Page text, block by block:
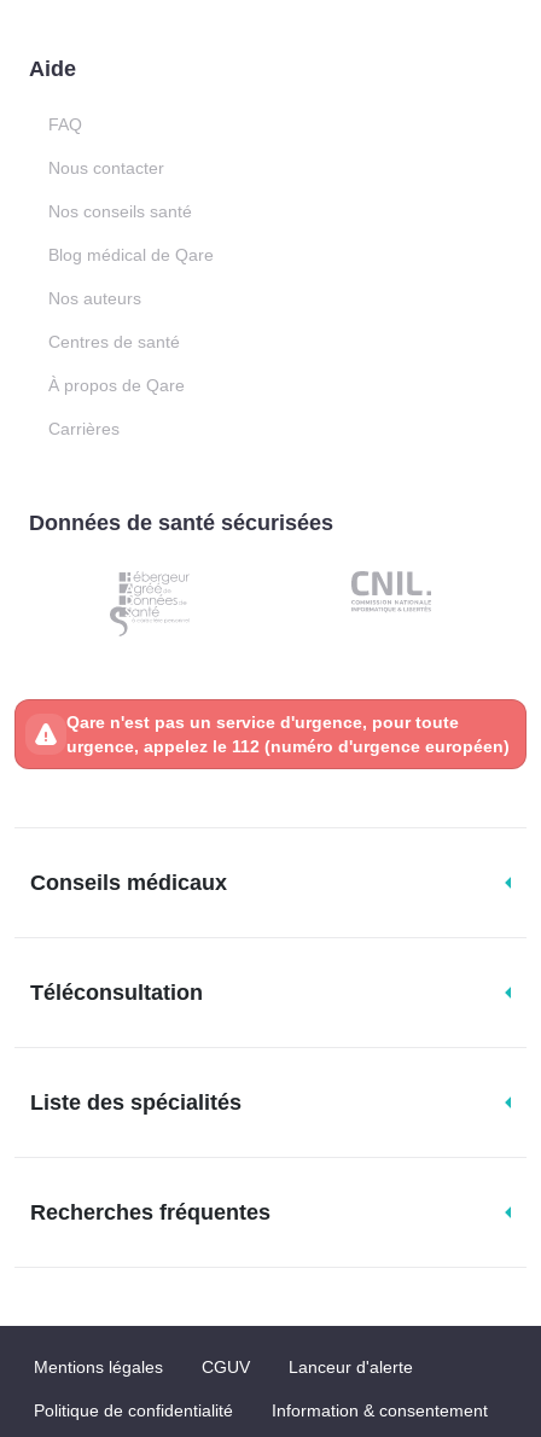
Aide
FAQ
Nous contacter
Nos conseils santé
Blog médical de Qare
Nos auteurs
Centres de santé
À propos de Qare
Carrières
Données de santé sécurisées
Qare n'est pas un service d'urgence, pour toute
urgence, appelez le 112 (numéro d'urgence européen)
Conseils médicaux
Téléconsultation
Liste des spécialités
Recherches fréquentes
Mentions légales CGUV Lanceur d'alerte
Politique de confidentialité Information & consentement